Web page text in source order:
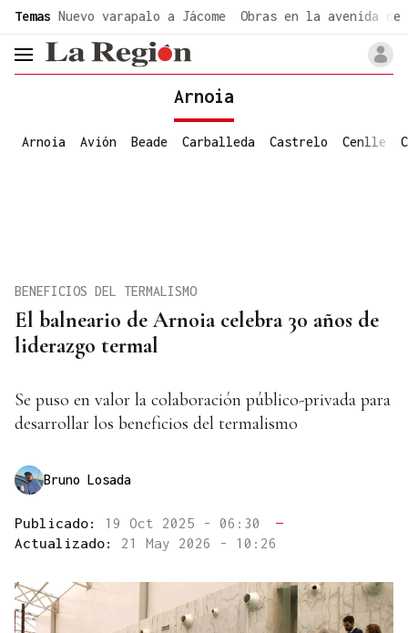
Temas Nuevo varapalo a Jácome Obras en la avenida de
header.menu.open
Arnoia
Arnoia Avión Beade Carballeda Castrelo Cenlle
El balneario de Arnoia celebra 30 años de
liderazgo termal
BENEFICIOS DEL TERMALISMO
Se puso en valor la colaboración público-privada para
desarrollar los beneficios del termalismo
Bruno Losada
Publicado: 19 Oct 2025 - 06:30
—
Actualizado: 21 May 2026 - 10:26